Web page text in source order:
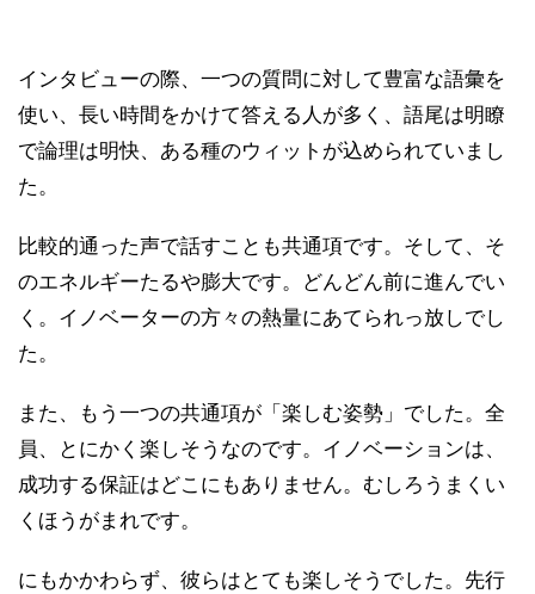
インタビューの際、一つの質問に対して豊富な語彙を
使い、長い時間をかけて答える人が多く、語尾は明瞭
で論理は明快、ある種のウィットが込められていまし
た。
比較的通った声で話すことも共通項です。そして、そ
のエネルギーたるや膨大です。どんどん前に進んでい
く。イノベーターの方々の熱量にあてられっ放しでし
た。
また、もう一つの共通項が「楽しむ姿勢」でした。全
員、とにかく楽しそうなのです。イノベーションは、
成功する保証はどこにもありません。むしろうまくい
くほうがまれです。
にもかかわらず、彼らはとても楽しそうでした。先行